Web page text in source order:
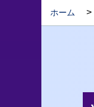
ホーム >